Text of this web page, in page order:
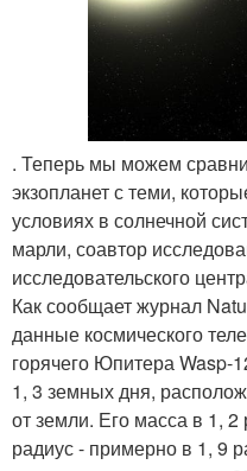
. Теперь мы можем
экзопланет с теми,
условиях в солнечной
марли, соавтор
исследовательского
Как сообщает журнал
данные космического
горячего Юпитера Wasp-
1, 3 земных дня,
от земли. Его масса в 1,
радиус - примерно в 1, 9